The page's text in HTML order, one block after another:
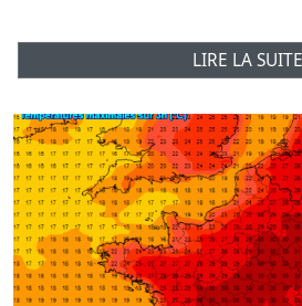
LIRE LA SUITE